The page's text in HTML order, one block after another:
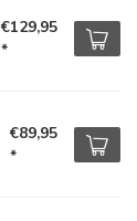
€129,95
*
€89,95
*